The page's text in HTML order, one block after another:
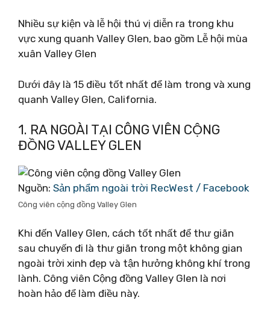
Nhiều sự kiện và lễ hội thú vị diễn ra trong khu
vực xung quanh Valley Glen, bao gồm Lễ hội mùa
xuân Valley Glen
Dưới đây là 15 điều tốt nhất để làm trong và xung
quanh Valley Glen, California.
1. RA NGOÀI TẠI CÔNG VIÊN CỘNG
ĐỒNG VALLEY GLEN
Nguồn: Sản phẩm ngoài trời RecWest / Facebook
Công viên cộng đồng Valley Glen
Khi đến Valley Glen, cách tốt nhất để thư giãn
sau chuyến đi là thư giãn trong một không gian
ngoài trời xinh đẹp và tận hưởng không khí trong
lành. Công viên Cộng đồng Valley Glen là nơi
hoàn hảo để làm điều này.